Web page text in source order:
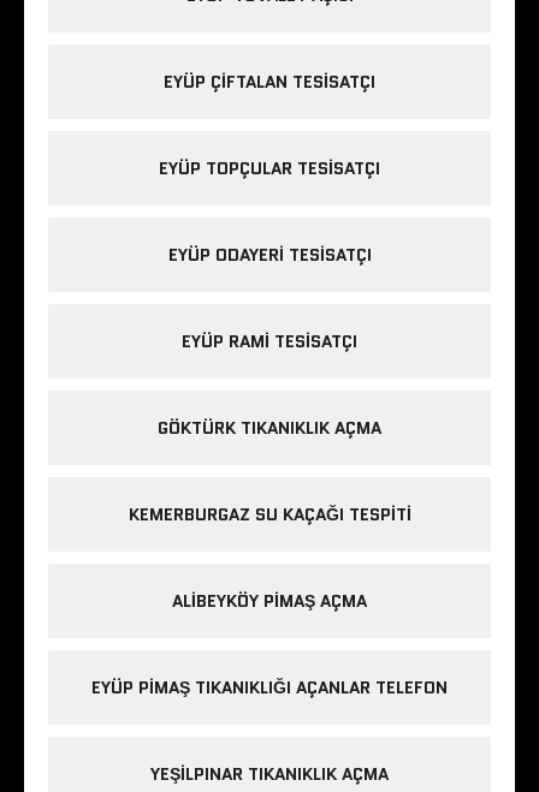
EYÜP ÇIFTALAN TESISATÇI
EYÜP TOPÇULAR TESISATÇI
EYÜP ODAYERI TESISATÇI
EYÜP RAMI TESISATÇI
GÖKTÜRK TIKANIKLIK AÇMA
KEMERBURGAZ SU KAÇAĞI TESPITI
ALIBEYKÖY PIMAŞ AÇMA
EYÜP PIMAŞ TIKANIKLIĞI AÇANLAR TELEFON
YEŞILPINAR TIKANIKLIK AÇMA